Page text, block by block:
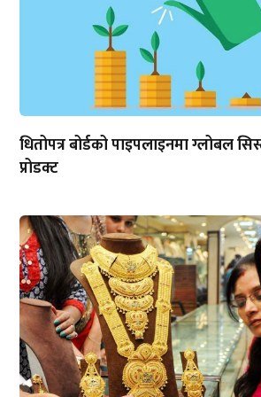
धितोपत्र बोर्डको पाइपलाइनमा ग्लोबल
प्रोडक्ट